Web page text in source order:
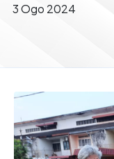
3 Ogo 2024